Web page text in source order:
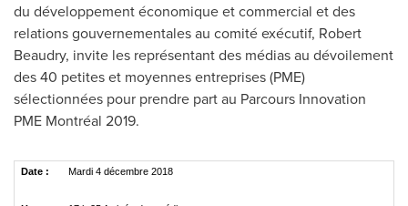
du développement économique et commercial et des
relations gouvernementales au comité exécutif, Robert
Beaudry, invite les représentant des médias au dévoilement
des 40 petites et moyennes entreprises (PME)
sélectionnées pour prendre part au Parcours Innovation
PME Montréal 2019.
Date : Mardi 4 décembre 2018